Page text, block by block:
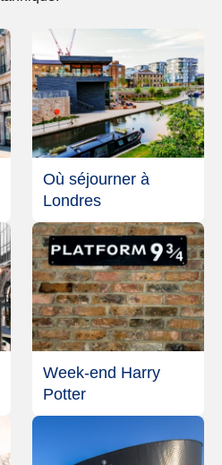
Où séjourner à
Londres
Week-end Harry
Potter